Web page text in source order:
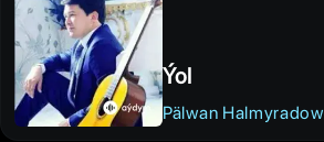
Ýol
Pälwan Halmyradow